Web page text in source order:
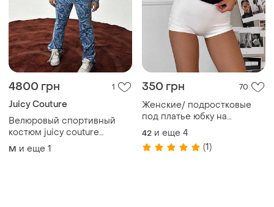
4800 грн 1
Juicy Couture
Велюровый спортивный
костюм juicy couture
велюровий костюм juicy
couture
M и еще 1
350 грн 70
Женские/ подростковые
под платье юбку на
выпускной эластичные
легкие шорты короткие
белые черные для занятия
42 и еще 4
(1)